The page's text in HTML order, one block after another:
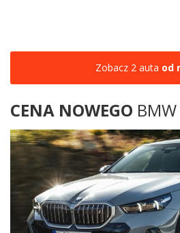
Zobacz 2 auta od
CENA NOWEGO